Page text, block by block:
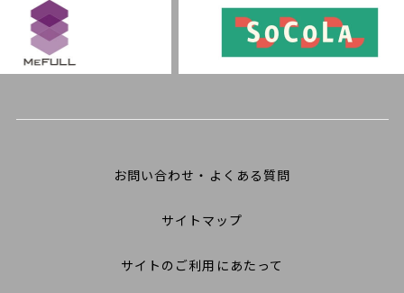
お問い合わせ・よくある質問
サイトマップ
サイトのご利用にあたって